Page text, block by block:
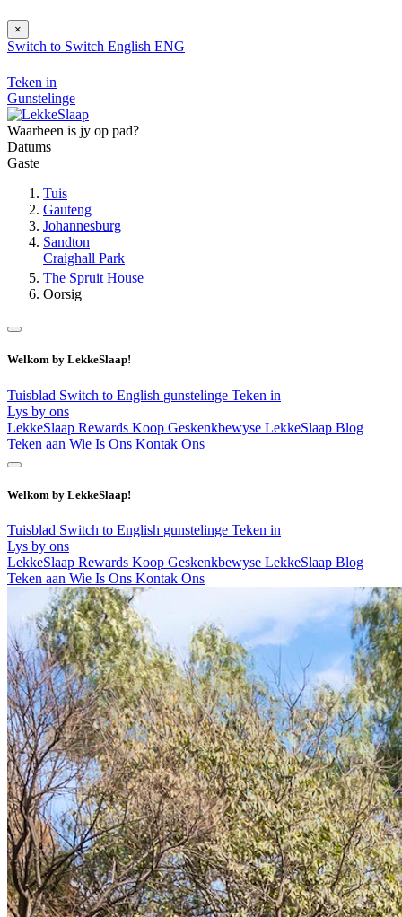
×
Switch to Switch English ENG
Teken in
Gunstelinge
Waarheen is jy op pad?
Datums
Gaste
Tuis
Gauteng
Johannesburg
Sandton
Craighall Park
The Spruit House
Oorsig
Welkom by LekkeSlaap!
Tuisblad Switch to English gunstelinge Teken in
Lys by ons
LekkeSlaap Rewards Koop Geskenkbewyse LekkeSlaap Blog
Teken aan Wie Is Ons Kontak Ons
Welkom by LekkeSlaap!
Tuisblad Switch to English gunstelinge Teken in
Lys by ons
LekkeSlaap Rewards Koop Geskenkbewyse LekkeSlaap Blog
Teken aan Wie Is Ons Kontak Ons